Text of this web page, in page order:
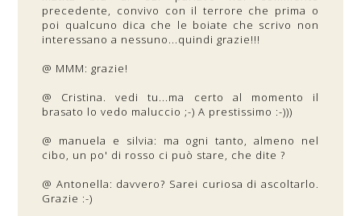
precedente, convivo con il terrore che prima o
poi qualcuno dica che le boiate che scrivo non
interessano a nessuno...quindi grazie!!!
@ MMM: grazie!
@ Cristina. vedi tu...ma certo al momento il
brasato lo vedo maluccio ;-) A prestissimo :-)))
@ manuela e silvia: ma ogni tanto, almeno nel
cibo, un po' di rosso ci può stare, che dite ?
@ Antonella: davvero? Sarei curiosa di ascoltarlo.
Grazie :-)